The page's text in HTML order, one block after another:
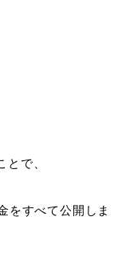
とで、
をすべて公開しま